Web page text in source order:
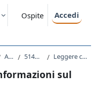
Ospite Accedi
A.A. 2024 - 2025 514SP - SOCIOLOGIA 2024 Leggere con attenzione: informazioni sul corso
sul